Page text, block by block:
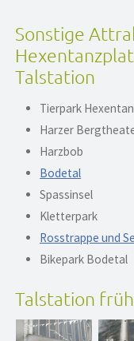
Sonstige
Talstation
Tierpark
Harzer
Harzbob
Bodetal
Spassinsel
Kletterpark
Rosstrappe und
Bikepark Bodetal
Talstation